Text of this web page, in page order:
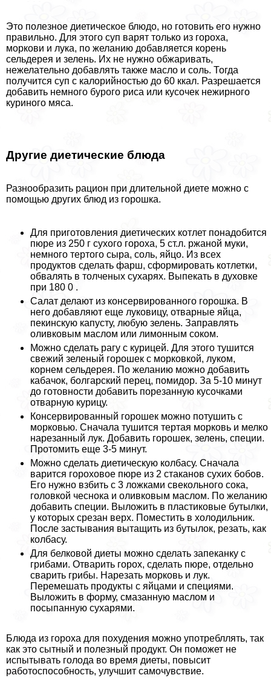
Это полезное диетическое блюдо, но готовить его нужно
правильно. Для этого суп варят только из гороха,
моркови и лука, по желанию добавляется корень
сельдерея и зелень. Их не нужно обжаривать,
нежелательно добавлять также масло и соль. Тогда
получится суп с калорийностью до 60 ккал. Разрешается
добавить немного бурого риса или кусочек нежирного
куриного мяса.
Другие диетические блюда
Разнообразить рацион при длительной диете можно с
помощью других блюд из горошка.
Для приготовления диетических котлет понадобится
пюре из 250 г сухого гороха, 5 ст.л. ржаной муки,
немного тертого сыра, соль, яйцо. Из всех
продуктов сделать фарш, сформировать котлетки,
обвалять в толченых сухарях. Выпекать в духовке
при 180 0 .
Салат делают из консервированного горошка. В
него добавляют еще луковицу, отварные яйца,
пекинскую капусту, любую зелень. Заправлять
оливковым маслом или лимонным соком.
Можно сделать рагу с курицей. Для этого тушится
свежий зеленый горошек с морковкой, луком,
корнем сельдерея. По желанию можно добавить
кабачок, болгарский перец, помидор. За 5-10 минут
до готовности добавить порезанную кусочками
отварную курицу.
Консервированный горошек можно потушить с
морковью. Сначала тушится тертая морковь и мелко
нарезанный лук. Добавить горошек, зелень, специи.
Протомить еще 3-5 минут.
Можно сделать диетическую колбасу. Сначала
варится гороховое пюре из 2 стаканов сухих бобов.
Его нужно взбить с 3 ложками свекольного сока,
головкой чеснока и оливковым маслом. По желанию
добавить специи. Выложить в пластиковые бутылки,
у которых срезан верх. Поместить в холодильник.
После застывания вытащить из бутылок, резать, как
колбасу.
Для белковой диеты можно сделать запеканку с
грибами. Отварить горох, сделать пюре, отдельно
сварить грибы. Нарезать морковь и лук.
Перемешать продукты с яйцами и специями.
Выложить в форму, смазанную маслом и
посыпанную сухарями.
Блюда из гороха для похудения можно употрeбллять, так
как это сытный и полезный продукт. Он поможет не
испытывать голода во время диеты, повысит
работоспособность, улучшит самочувствие.